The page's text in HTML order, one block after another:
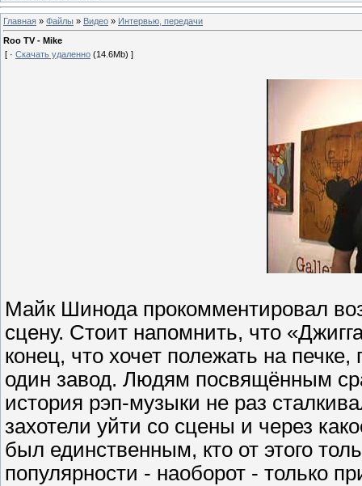
Главная » Файлы » Видео » Интервью, передачи
Roo TV - Mike
[ · Скачать удаленно (14.6Mb) ]
Майк Шинода прокомментировал
сцену. Стоит напомнить, что
конец, что хочет полежать на
один завод. Людям посвящённым
история рэп-музыки не раз
захотели уйти со сцены и через
был единственным, кто от этого
популярности - наоборот - только